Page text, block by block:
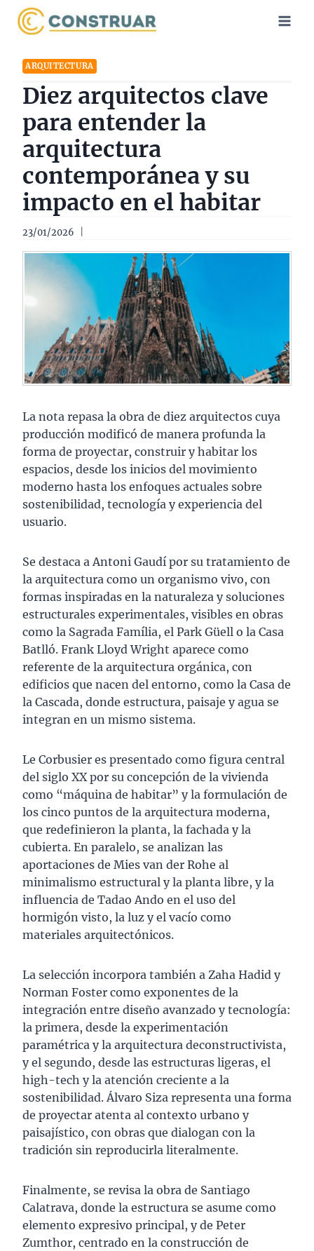
Saltar
ARQUITECTURA
Diez arquitectos clave
para entender la
arquitectura
contemporánea y su
impacto en el habitar
23/01/2026
La nota repasa la obra de diez arquitectos cuya
producción modificó de manera profunda la
forma de proyectar, construir y habitar los
espacios, desde los inicios del movimiento
moderno hasta los enfoques actuales sobre
sostenibilidad, tecnología y experiencia del
usuario.
Se destaca a Antoni Gaudí por su tratamiento de
la arquitectura como un organismo vivo, con
formas inspiradas en la naturaleza y soluciones
estructurales experimentales, visibles en obras
como la Sagrada Família, el Park Güell o la Casa
Batlló. Frank Lloyd Wright aparece como
referente de la arquitectura orgánica, con
edificios que nacen del entorno, como la Casa de
la Cascada, donde estructura, paisaje y agua se
integran en un mismo sistema.
Le Corbusier es presentado como figura central
del siglo XX por su concepción de la vivienda
como “máquina de habitar” y la formulación de
los cinco puntos de la arquitectura moderna,
que redefinieron la planta, la fachada y la
cubierta. En paralelo, se analizan las
aportaciones de Mies van der Rohe al
minimalismo estructural y la planta libre, y la
influencia de Tadao Ando en el uso del
hormigón visto, la luz y el vacío como
materiales arquitectónicos.
La selección incorpora también a Zaha Hadid y
Norman Foster como exponentes de la
integración entre diseño avanzado y tecnología:
la primera, desde la experimentación
paramétrica y la arquitectura deconstructivista,
y el segundo, desde las estructuras ligeras, el
high-tech y la atención creciente a la
sostenibilidad. Álvaro Siza representa una forma
de proyectar atenta al contexto urbano y
paisajístico, con obras que dialogan con la
tradición sin reproducirla literalmente.
Finalmente, se revisa la obra de Santiago
Calatrava, donde la estructura se asume como
elemento expresivo principal, y de Peter
Zumthor, centrado en la construcción de